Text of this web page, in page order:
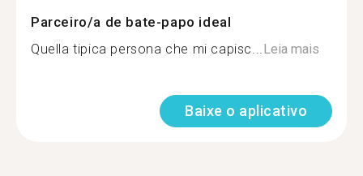
Parceiro/a de bate-papo ideal
Quella tipica persona che mi capisc...Leia mais
Baixe o aplicativo